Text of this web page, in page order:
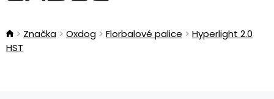
Značka Oxdog Florbalové palice
Hyperlight 2.0
HST